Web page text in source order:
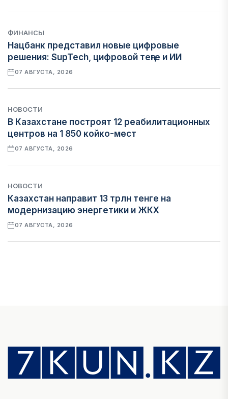
ФИНАНСЫ
Нацбанк представил новые цифровые
решения: SupTech, цифровой теңге и ИИ
07 АВГУСТА, 2026
НОВОСТИ
В Казахстане построят 12 реабилитационных
центров на 1 850 койко-мест
07 АВГУСТА, 2026
НОВОСТИ
Казахстан направит 13 трлн тенге на
модернизацию энергетики и ЖКХ
07 АВГУСТА, 2026
Денежно-кредитная политика влияет не
только на спрос, но и на предложение труда
07 АВГУСТА, 2026